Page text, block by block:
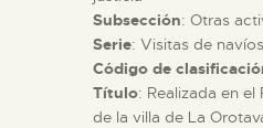
ACTIVIDADES
█
Subsección: Otras
Serie: Visitas de navíos
Código de
Título: Realizada en
de la villa de La